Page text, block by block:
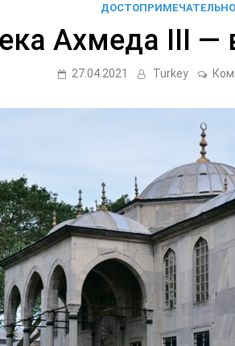
Ахмеда III —
27.04.2021 Turkey